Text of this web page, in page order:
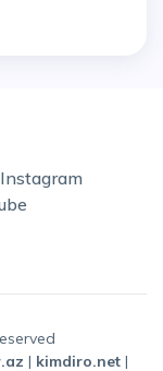
Instagram
| kimdiro.net |